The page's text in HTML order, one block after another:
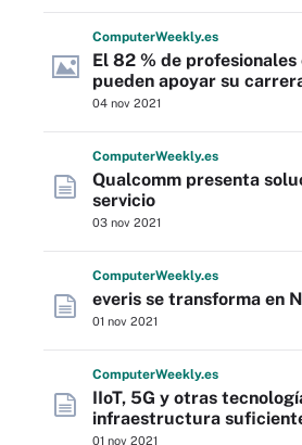
ComputerWeekly.es
El 82 % de
pueden apoyar su
04 nov 2021
ComputerWeekly.es
Qualcomm presenta
servicio
03 nov 2021
ComputerWeekly.es
everis se transforma en
01 nov 2021
ComputerWeekly.es
IIoT, 5G y otras
infraestructura
01 nov 2021